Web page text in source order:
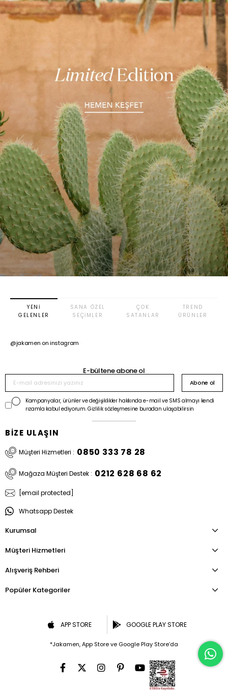
YENI
GELENLER
SANA ÖZEL
SEÇIMLER
ÇOK
SATANLAR
TREND
ÜRÜNLER
@jakamen on instagram
E-bültene abone ol
Abone ol
Kampanyalar, ürünler ve değişiklikler hakkında e-mail ve SMS almayı kendi
rızamla kabul ediyorum. Gizlilik sözleşmesine buradan ulaşabilirsin
BİZE ULAŞIN
Müşteri Hizmetleri : 0850 333 78 28
Mağaza Müşteri Destek : 0212 628 68 62
[email protected]
Whatsapp Destek
Kurumsal
Müşteri Hizmetleri
Alışveriş Rehberi
Popüler Kategoriler
APP STORE GOOGLE PLAY STORE
*Jakamen, App Store ve Google Play Store’da